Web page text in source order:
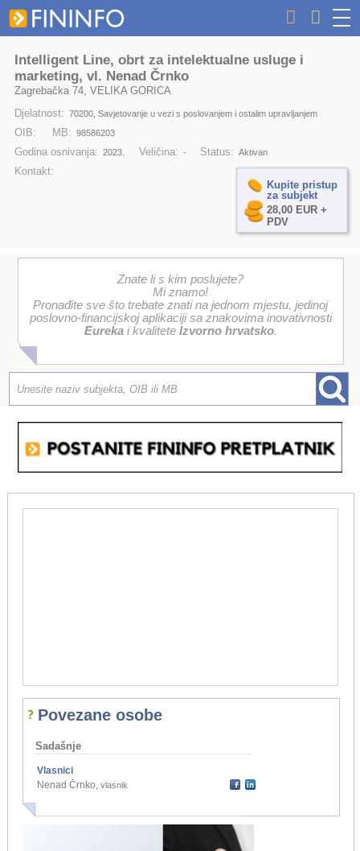
Intelligent Line, obrt za intelektualne usluge i
marketing, vl. Nenad Črnko
Zagrebačka 74, VELIKA GORICA
Djelatnost: 70200, Savjetovanje u vezi s poslovanjem i ostalim upravljanjem
OIB: MB: 98586203
Godina osnivanja: 2023. Veličina: - Status: Aktivan
Kontakt:
Kupite pristup
za subjekt
28,00 EUR +
PDV
Znate li s kim poslujete?
Mi znamo!
Pronađite sve što trebate znati na jednom mjestu, jedinoj
poslovno-financijskoj aplikaciji sa znakovima inovativnosti
Eurekai kvalitete Izvorno hrvatsko.
Povezane osobe
Sadašnje
Vlasnici
Nenad Črnko, vlasnik